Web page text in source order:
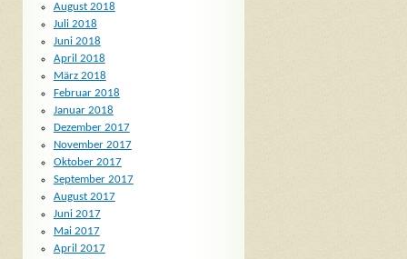
August 2018
Juli 2018
Juni 2018
April 2018
März 2018
Februar 2018
Januar 2018
Dezember 2017
November 2017
Oktober 2017
September 2017
August 2017
Juni 2017
Mai 2017
April 2017